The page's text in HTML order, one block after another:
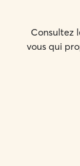
Consultez
vous qui